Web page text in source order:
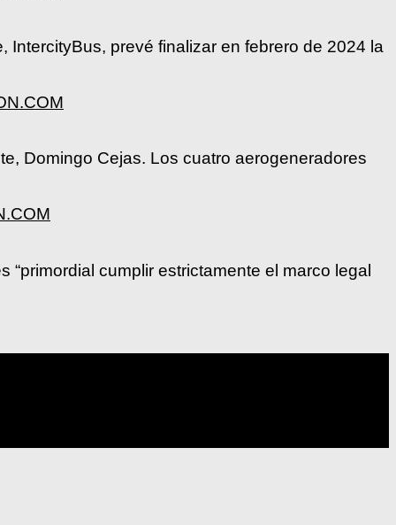
prevé finalizar en febrero de 2024 la
Domingo Cejas. Los cuatro aerogeneradores
cumplir estrictamente el marco legal